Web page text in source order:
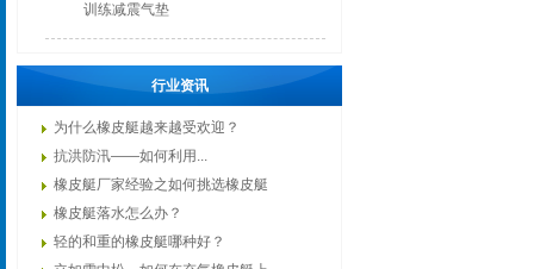
训练减震气垫
行业资讯
为什么橡皮艇越来越受欢迎？
抗洪防汛——如何利用...
橡皮艇厂家经验之如何挑选橡皮艇
橡皮艇落水怎么办？
轻的和重的橡皮艇哪种好？